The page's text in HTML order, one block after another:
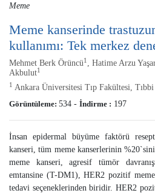
Meme
Meme kanserinde
kullanımı: Tek merkez
Mehmet Berk Örüncü1 , Hatime Arzu
Akbulut1
1
Ankara Üniversitesi Tıp Fakültesi,
Görüntüleme: 534 - İndirme : 197
İnsan epidermal büyüme faktörü
kanseri, tüm meme kanserlerinin
meme kanseri, agresif tümör
emtansine (T-DM1), HER2 pozitif
tedavi seçeneklerinden biridir. HER2